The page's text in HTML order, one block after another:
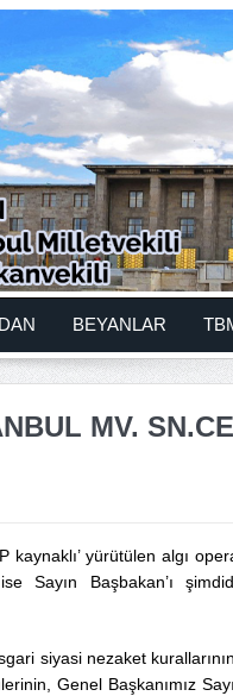
BEYANLAR
MV.
kaynaklı’ yürütülen algı
Sayın Başbakan’ı
siyasi nezaket
Genel Başkanımız